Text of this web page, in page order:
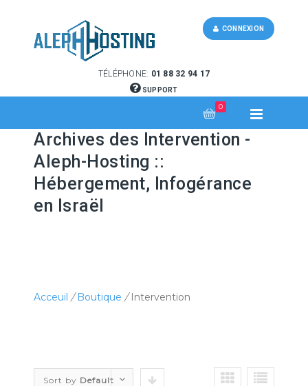
TÉLÉPHONE: 01 88 32 94 17
SUPPORT
CONNEXION
0
Archives des Intervention -
Aleph-Hosting ::
Hébergement, Infogérance
en Israël
Acceuil / Boutique / Intervention
Sort by Default